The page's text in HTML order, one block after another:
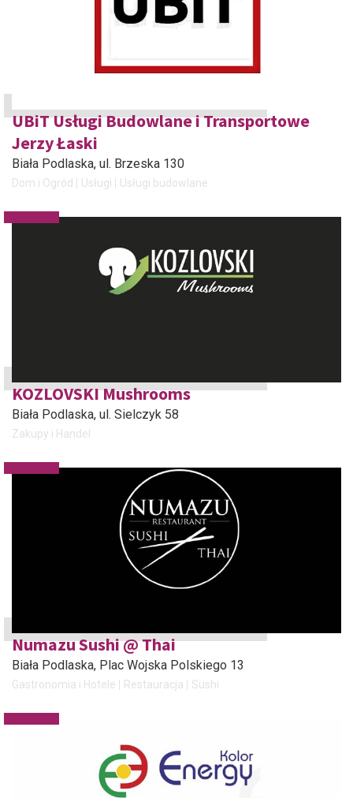
UBiT Usługi Budowlane i Transportowe
Jerzy Łaski
Biała Podlaska, ul. Brzeska 130
Dom i Ogród Usługi Usługi budowlane
KOZLOVSKI Mushrooms
Biała Podlaska, ul. Sielczyk 58
Zakupy i Handel
Numazu Sushi @ Thai
Biała Podlaska, Plac Wojska Polskiego 13
Gastronomia i Hotele Restauracja Sushi